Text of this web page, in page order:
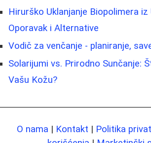
Hirurško Uklanjanje Biopolimera iz
Oporavak i Alternative
Vodič za venčanje - planiranje,
Solarijumi vs. Prirodno Sunčanje:
Vašu Kožu?
O nama | Kontakt | Politika